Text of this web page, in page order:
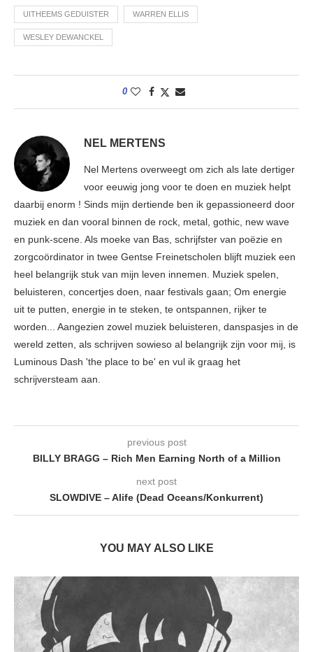
UITHEEMS GEDUISTER WARREN ELLIS
WESLEY DEWANCKEL
0
NEL MERTENS
Nel Mertens overweegt om zich als late dertiger
voor eeuwig jong voor te doen en muziek helpt
daarbij enorm ! Sinds mijn dertiende ben ik gepassioneerd door
muziek en dan vooral binnen de rock, metal, gothic, new wave
en punk-scene. Als moeke van Bas, schrijfster van poëzie en
zorgcoördinator in twee Gentse Freinetscholen blijft muziek een
heel belangrijk stuk van mijn leven innemen. Muziek spelen,
beluisteren, concertjes doen, naar festivals gaan; Om energie
uit te putten, energie in te steken, te ontspannen, rijker te
worden... Aangezien zowel muziek beluisteren, danspasjes in de
wereld zetten, als schrijven sowieso al belangrijk zijn voor mij, is
Luminous Dash 'the place to be' en vul ik graag het
schrijversteam aan.
previous post
BILLY BRAGG – Rich Men Earning North of a Million
next post
SLOWDIVE – Alife (Dead Oceans/Konkurrent)
YOU MAY ALSO LIKE